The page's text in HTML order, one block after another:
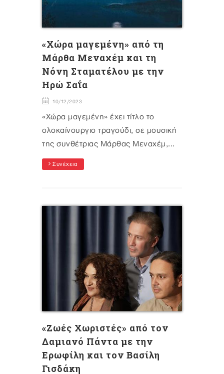
«Χώρα μαγεμένη» από τη
Μάρθα Μεναχέμ και τη
Νόνη Σταματέλου με την
Ηρώ Σαΐα
10/12/2023
«Χώρα μαγεμένη» έχει τίτλο το
ολοκαίνουργιο τραγούδι, σε μουσική
της συνθέτριας Μάρθας Μεναχέμ,...
Συνέχεια
«Ζωές Χωριστές» από τον
Δαμιανό Πάντα με την
Ερωφίλη και τον Βασίλη
Γισδάκη